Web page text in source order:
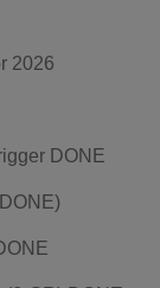
2026
DONE